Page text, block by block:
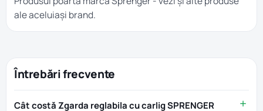
ale aceluiași brand.
Întrebări frecvente
Cât costă Zgarda reglabila cu carlig SPRENGER